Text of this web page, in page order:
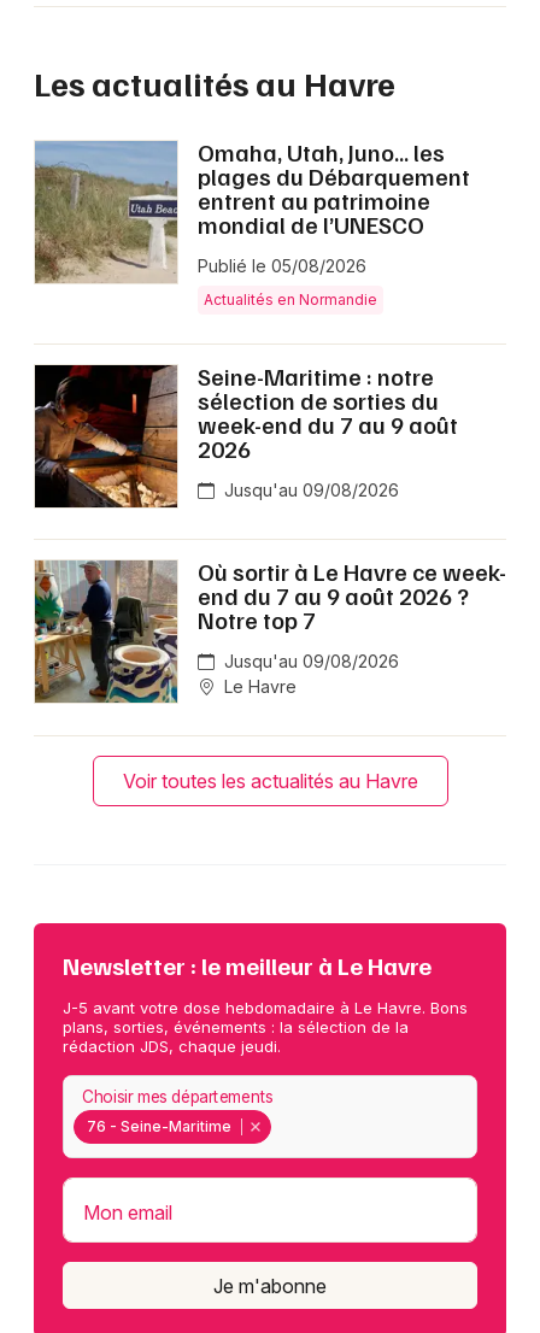
Les actualités au Havre
Omaha, Utah, Juno… les
plages du Débarquement
entrent au patrimoine
mondial de l’UNESCO
Publié le 05/08/2026
Actualités en Normandie
Seine-Maritime : notre
sélection de sorties du
week-end du 7 au 9 août
2026
Jusqu'au 09/08/2026
Où sortir à Le Havre ce week-
end du 7 au 9 août 2026 ?
Notre top 7
Jusqu'au 09/08/2026
Le Havre
Voir toutes les actualités au Havre
Newsletter : le meilleur à Le Havre
J-5 avant votre dose hebdomadaire à Le Havre. Bons
plans, sorties, événements : la sélection de la
rédaction JDS, chaque jeudi.
76 - Seine-Maritime
Choisir mes départements
Mon email
Je m'abonne